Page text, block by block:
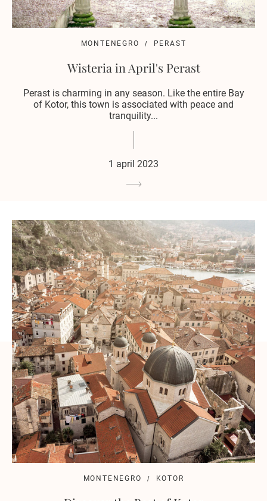
MONTENEGRO PERAST
Wisteria in April's Perast
Perast is charming in any season. Like the entire Bay
of Kotor, this town is associated with peace and
tranquility...
1 april 2023
MONTENEGRO KOTOR